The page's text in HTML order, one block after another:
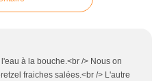
à la bouche.<br /> Nous on
fraiches salées.<br /> L'autre